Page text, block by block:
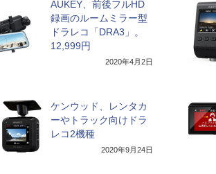
AUKEY、前後フルHD
録画のルームミラー型
ドラレコ「DRA3」。
12,999円
2020年4月2日
ケンウッド、レンタカ
ーやトラック向けドラ
レコ2機種
2020年9月24日